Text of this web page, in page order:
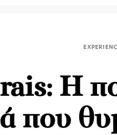
Η
που